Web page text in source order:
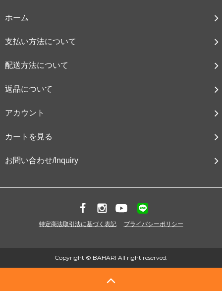
ホーム
支払い方法について
配送方法について
返品について
アカウント
カートを見る
お問い合わせ/Inquiry
特定商法取引法に基づく表記 プライバシーポリシー
Copyright © BAHARI All right reserved.